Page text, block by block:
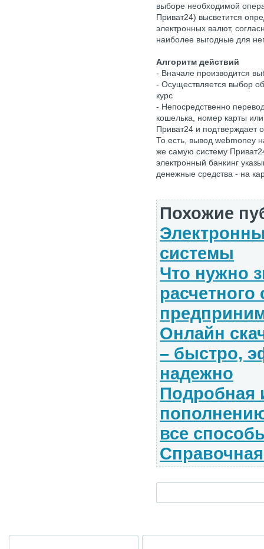
выборе необходимой
Приват24) высветится
электронных валют,
наиболее выгодные для
Алгоритм действий
- Вначале производится
- Осуществляется выбор
курс
- Непосредственно
кошелька, номер карты
Приват24 и подтверждает
То есть, вывод webmoney
же самую систему
электронный банкинг
денежные средства - на
Похожие
системы
Что нужно
расчетного
Онлайн
– быстро,
надежно
Подробная
все